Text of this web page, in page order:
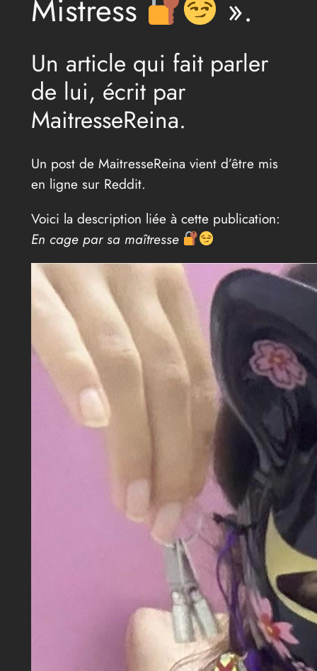
Mistress ».
Un article qui fait parler
de lui, écrit par
MaitresseReina.
Un post de MaitresseReina vient d’être mis
en ligne sur Reddit.
Voici la description liée à cette publication:
En cage par sa maîtresse